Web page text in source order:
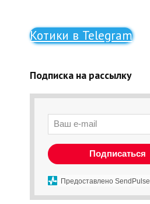
Котики в Telegram
Подписка на рассылку
Подписаться
Предоставлено SendPulse